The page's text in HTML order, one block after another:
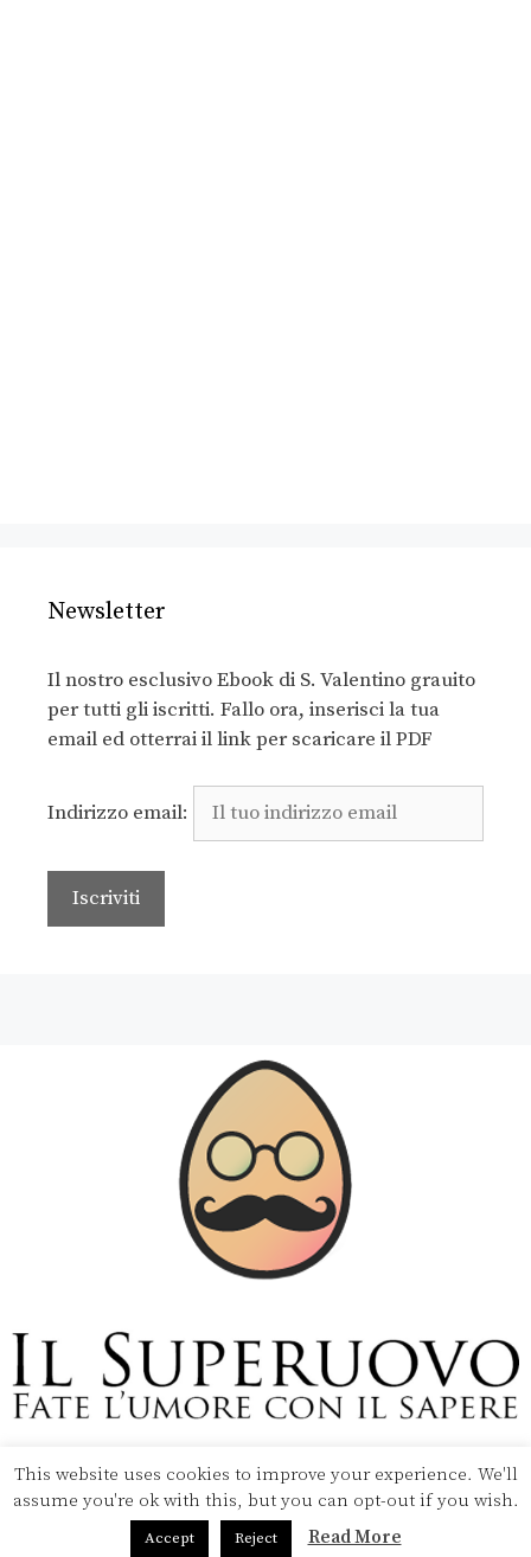
Newsletter
Il nostro esclusivo Ebook di S. Valentino grauito
per tutti gli iscritti. Fallo ora, inserisci la tua
email ed otterrai il link per scaricare il PDF
Indirizzo email:
Copyright © 2020 Il Superuovo — Powered by Pipool
SRL
This website uses cookies to improve your experience. We'll
assume you're ok with this, but you can opt-out if you wish.
Accept Reject Read More